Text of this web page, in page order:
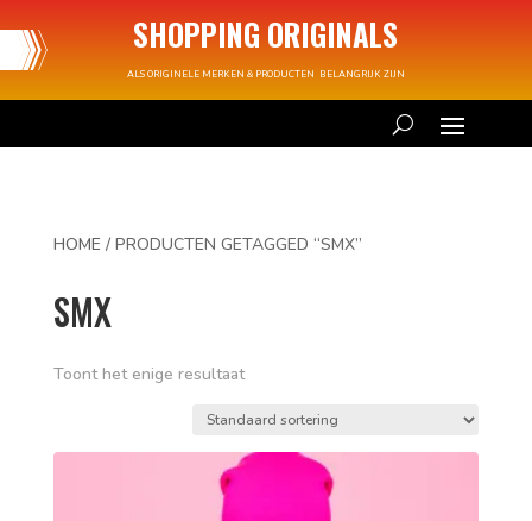
SHOPPING ORIGINALS
ALS ORIGINELE MERKEN & PRODUCTEN BELANGRIJK ZIJN
HOME / PRODUCTEN GETAGGED “SMX”
SMX
Toont het enige resultaat